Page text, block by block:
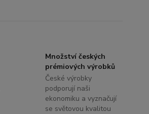
Množství českých
prémiových výrobků
České výrobky
podporují naši
ekonomiku a vyznačují
se světovou kvalitou